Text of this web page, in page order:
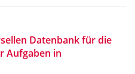
Datenbank für die
Aufgaben in